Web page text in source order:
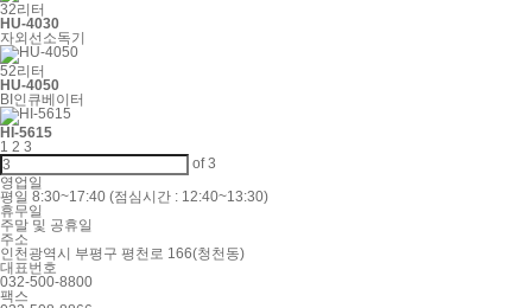
32리터
HU-4030
자외선소독기
52리터
HU-4050
BI인큐베이터
HI-5615
1 2 3
of 3
영업일
평일 8:30~17:40 (점심시간 : 12:40~13:30)
휴무일
주말 및 공휴일
주소
인천광역시 부평구 평천로 166(청천동)
대표번호
032-500-8800
팩스